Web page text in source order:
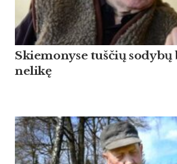
Skiemonyse tuščių sodybų
nelikę